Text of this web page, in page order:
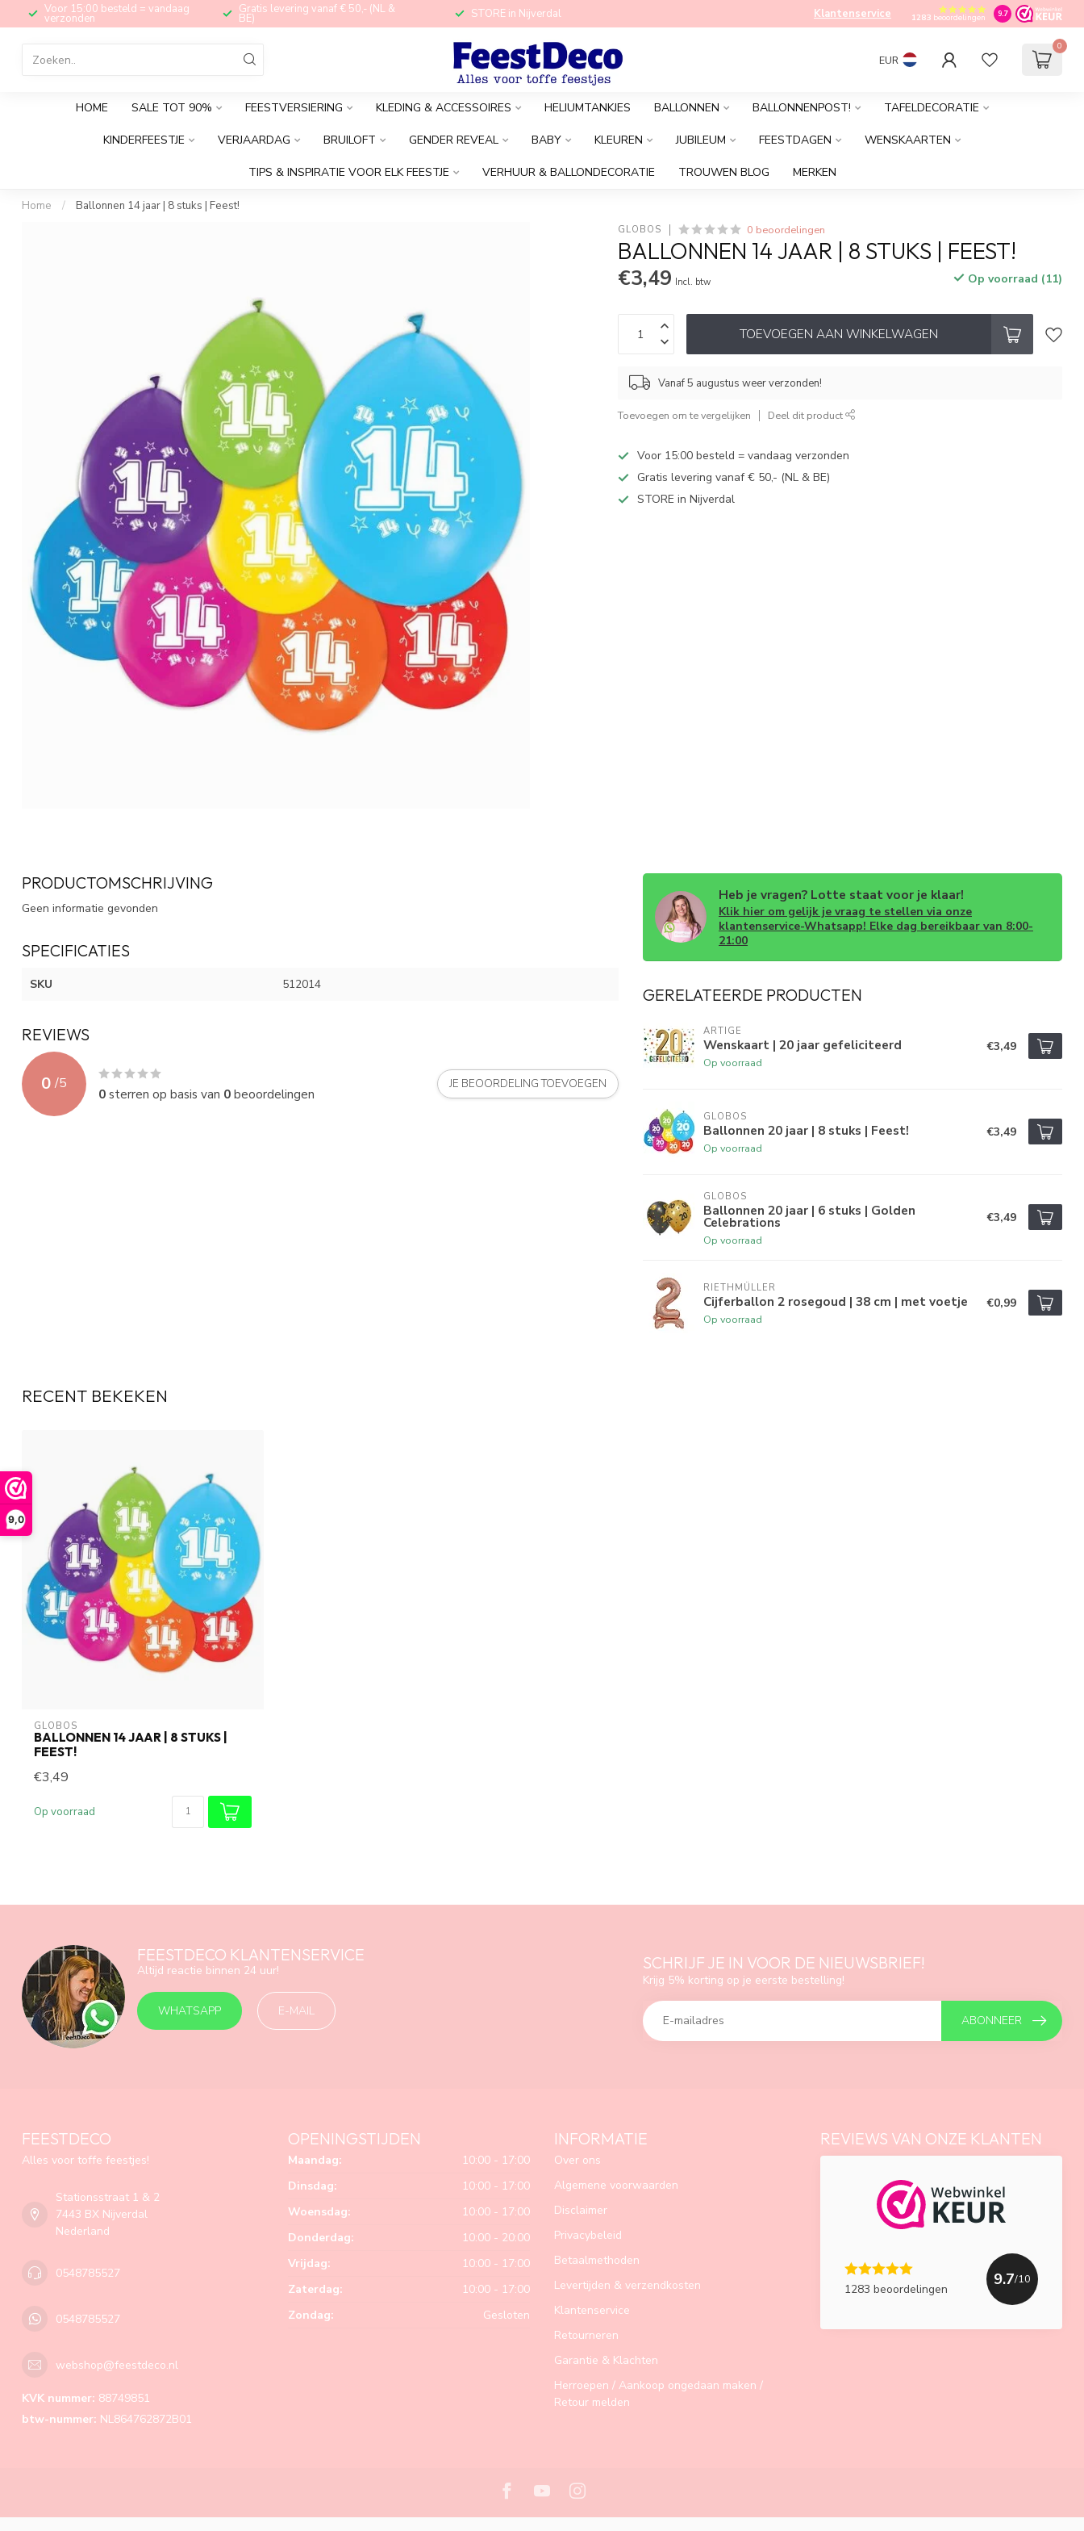
9,0
Voor 15:00 besteld = vandaag
verzonden
Gratis levering vanaf € 50,- (NL &
BE) STORE in Nijverdal Klantenservice 1283beoordelingen 9.7
EUR
0
HOME SALE TOT 90% FEESTVERSIERING KLEDING & ACCESSOIRES HELIUMTANKJES BALLONNEN BALLONNENPOST! TAFELDECORATIE
KINDERFEESTJE VERJAARDAG BRUILOFT GENDER REVEAL BABY KLEUREN JUBILEUM FEESTDAGEN WENSKAARTEN
TIPS & INSPIRATIE VOOR ELK FEESTJE VERHUUR & BALLONDECORATIE TROUWEN BLOG MERKEN
Home / Ballonnen 14 jaar | 8 stuks | Feest!
GLOBOS 0 beoordelingen
BALLONNEN 14 JAAR | 8 STUKS | FEEST!
€3,49 Incl. btw Op voorraad (11)
TOEVOEGEN AAN WINKELWAGEN
Vanaf 5 augustus weer verzonden!
Toevoegen om te vergelijken Deel dit product
Voor 15:00 besteld = vandaag verzonden
Gratis levering vanaf € 50,- (NL & BE)
STORE in Nijverdal
PRODUCTOMSCHRIJVING
Geen informatie gevonden
SPECIFICATIES
SKU 512014
REVIEWS
0 /5
0sterren op basis van 0beoordelingen
JE BEOORDELING TOEVOEGEN
Heb je vragen? Lotte staat voor je klaar!
Klik hier om gelijk je vraag te stellen via onze
klantenservice-Whatsapp! Elke dag bereikbaar van 8:00-
21:00
GERELATEERDE PRODUCTEN
ARTIGE
Wenskaart | 20 jaar gefeliciteerd
Op voorraad
€3,49
GLOBOS
Ballonnen 20 jaar | 8 stuks | Feest!
Op voorraad
€3,49
GLOBOS
Ballonnen 20 jaar | 6 stuks | Golden
Celebrations
Op voorraad
€3,49
RIETHMÜLLER
Cijferballon 2 rosegoud | 38 cm | met voetje
Op voorraad
€0,99
RECENT BEKEKEN
GLOBOS
BALLONNEN 14 JAAR | 8 STUKS |
FEEST!
€3,49
Op voorraad
FEESTDECO KLANTENSERVICE
Altijd reactie binnen 24 uur!
WHATSAPP E-MAIL
SCHRIJF JE IN VOOR DE NIEUWSBRIEF!
Krijg 5% korting op je eerste bestelling!
ABONNEER
FEESTDECO
Alles voor toffe feestjes!
Stationsstraat 1 & 2
7443 BX Nijverdal
Nederland
0548785527
0548785527
webshop@feestdeco.nl
KVK nummer: 88749851
btw-nummer: NL864762872B01
OPENINGSTIJDEN
Maandag:
10:00 - 17:00
Dinsdag:
10:00 - 17:00
Woensdag:
10:00 - 17:00
Donderdag:
10:00 - 20:00
Vrijdag:
10:00 - 17:00
Zaterdag:
10:00 - 17:00
Zondag:
Gesloten
INFORMATIE
Over ons
Algemene voorwaarden
Disclaimer
Privacybeleid
Betaalmethoden
Levertijden & verzendkosten
Klantenservice
Retourneren
Garantie & Klachten
Herroepen / Aankoop ongedaan maken /
Retour melden
REVIEWS VAN ONZE KLANTEN
1283 beoordelingen
9.7/10